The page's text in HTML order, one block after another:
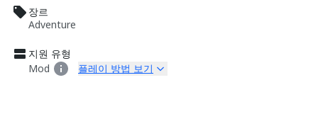
장르
Adventure
지원 유형
Mod
플레이 방법 보기